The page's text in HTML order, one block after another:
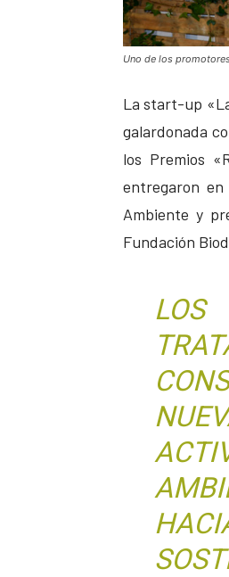
Uno de los
La start-up
galardonada
los Premios
entregaron
Ambiente y
Fundación
LOS